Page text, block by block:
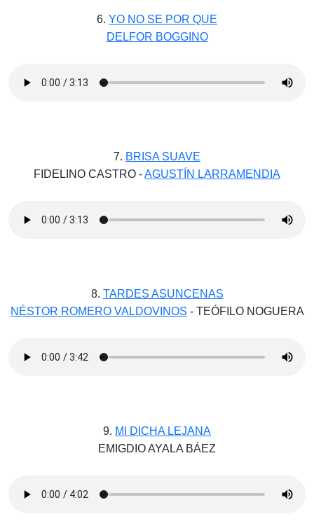
6. YO NO SE POR QUE
DELFOR BOGGINO
7. BRISA SUAVE
FIDELINO CASTRO -AGUSTÍN LARRAMENDIA
8. TARDES ASUNCENAS
NÉSTOR ROMERO VALDOVINOS - TEÓFILO NOGUERA
9. MI DICHA LEJANA
EMIGDIO AYALA BÁEZ